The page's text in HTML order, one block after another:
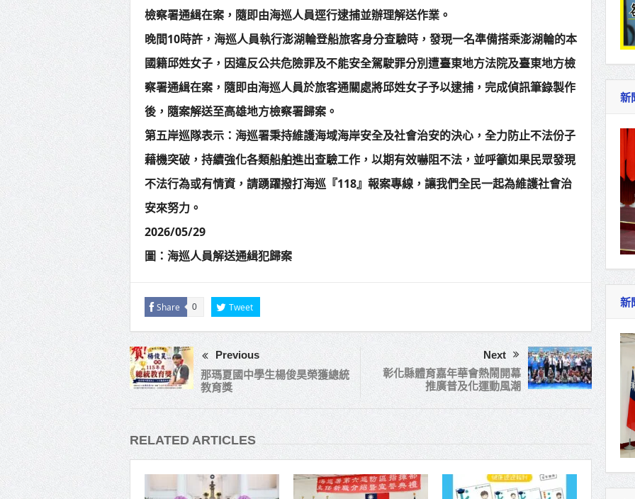
檢察署通緝在案，隨即由海巡人員逕行逮捕並辦理解送作業。
晚間10時許，海巡人員執行澎湖輪登船旅客身分查驗時，發現一名準備搭乘澎湖輪的本
國籍邱姓女子，因違反公共危險罪及不能安全駕駛罪分別遭臺東地方法院及臺東地方檢
察署通緝在案，隨即由海巡人員於旅客通關處將邱姓女子予以逮捕，完成偵訊筆錄製作
後，隨案解送至高雄地方檢察署歸案。
第五岸巡隊表示：海巡署秉持維護海域海岸安全及社會治安的決心，全力防止不法份子
藉機突破，持續強化各類船舶進出查驗工作，以期有效嚇阻不法，並呼籲如果民眾發現
不法行為或有情資，請踴躍撥打海巡『118』報案專線，讓我們全民一起為維護社會治
安來努力。
2026/05/29
圖：海巡人員解送通緝犯歸案
Share 0 Tweet
Previous
那瑪夏國中學生楊俊昊榮獲總統
教育獎
Next
彰化縣體育嘉年華會熱鬧開幕
推廣普及化運動風潮
RELATED ARTICLES
新
新